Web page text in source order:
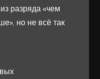
разряда «чем
но не всё так